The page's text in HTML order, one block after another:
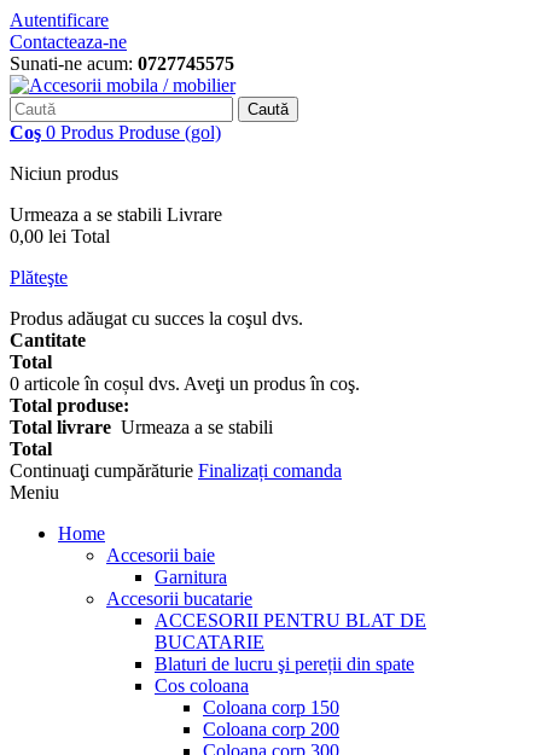
Autentificare
Contacteaza-ne
Sunati-ne acum: 0727745575
Caută
Coş 0 Produs Produse (gol)
Niciun produs
Urmeaza a se stabili Livrare
0,00 lei Total
Plăteşte
Produs adăugat cu succes la coşul dvs.
Cantitate
Total
0 articole în coșul dvs. Aveţi un produs în coş.
Total produse:
Total livrare Urmeaza a se stabili
Total
Continuaţi cumpărăturie Finalizați comanda
Meniu
Home
Accesorii baie
Garnitura
Accesorii bucatarie
ACCESORII PENTRU BLAT DE
BUCATARIE
Blaturi de lucru şi pereții din spate
Cos coloana
Coloana corp 150
Coloana corp 200
Coloana corp 300